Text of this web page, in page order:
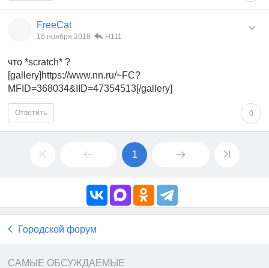
FreeCat
16 ноября 2018 Н111
что *scratch* ?
[gallery]https://www.nn.ru/~FC?
MFID=368034&IID=47354513[/gallery]
0
Ответить
1
Городской форум
САМЫЕ ОБСУЖДАЕМЫЕ